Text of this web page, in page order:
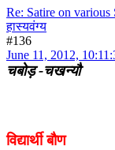
Re: Satire on various
हास्यवंग्य
#136
June 11, 2012,
चबोड़ -चखन्यौ
विद्यार्थी बौण